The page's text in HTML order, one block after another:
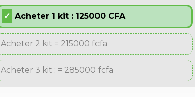
Acheter 1 kit : 125000 CFA
Acheter 2 kit = 215000 fcfa
Acheter 3 kit : = 285000 fcfa